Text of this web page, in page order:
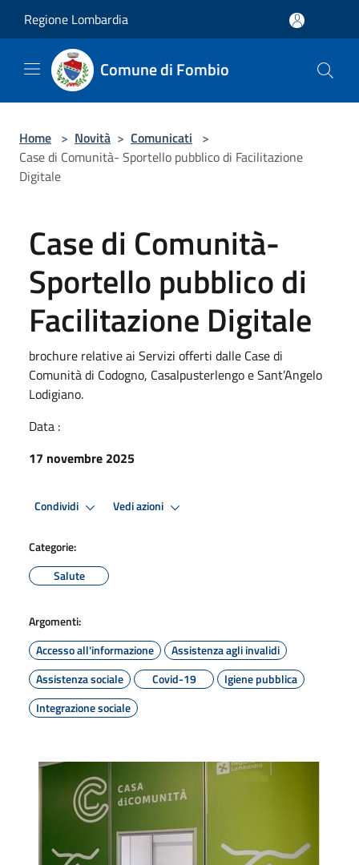
Regione Lombardia
Comune di Fombio
Home > Novità > Comunicati >
Case di Comunità- Sportello pubblico di Facilitazione
Digitale
Case di Comunità-
Sportello pubblico di
Facilitazione Digitale
brochure relative ai Servizi offerti dalle Case di
Comunità di Codogno, Casalpusterlengo e Sant’Angelo
Lodigiano.
Data :
17 novembre 2025
Condividi Vedi azioni
Categorie:
Salute
Argomenti:
Accesso all'informazione
Assistenza agli invalidi
Assistenza sociale
Covid-19
Igiene pubblica
Integrazione sociale